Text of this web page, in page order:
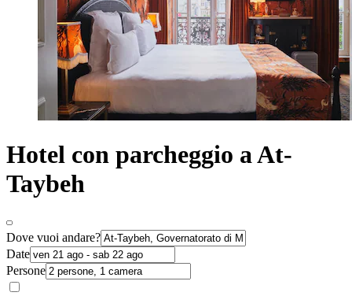
Hotel con parcheggio a At-
Taybeh
Dove vuoi andare?
Date
Persone